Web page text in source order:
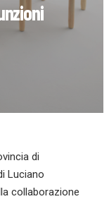
di
Luciano
collaborazione